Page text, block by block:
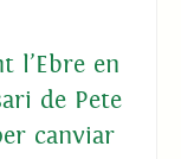
l’Ebre en
de Pete
canviar